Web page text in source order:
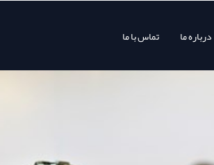
درباره ما تماس با ما